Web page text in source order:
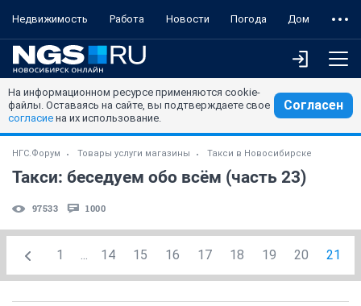
Недвижимость Работа Новости Погода Дом
На информационном ресурсе применяются cookie-
файлы. Оставаясь на сайте, вы подтверждаете свое
согласие на их использование.
Согласен
НГС.Форум Товары услуги магазины Такси в Новосибирске
Такси: беседуем обо всём (часть 23)
97533 1000
1 ... 14 15 16 17 18 19 20 21